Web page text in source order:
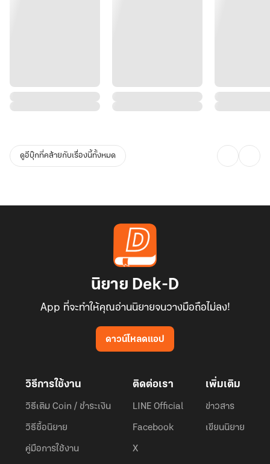
ดูอีบุ๊กที่คล้ายกับเรื่องนี้ทั้งหมด
นิยาย Dek-D
App ที่จะทำให้คุณอ่านนิยายจนวางมือถือไม่ลง!
ดาวน์โหลดแอป
วิธีการใช้งาน
วิธีเติม Coin / ชำระเงิน
วิธีซื้อนิยาย
คู่มือการใช้งาน
ติดต่อเรา
LINE Official
Facebook
X
เพิ่มเติม
ข่าวสาร
เขียนนิยาย